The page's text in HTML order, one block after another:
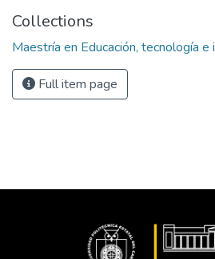
Collections
Maestría en Educación, tecnología e
Full item page